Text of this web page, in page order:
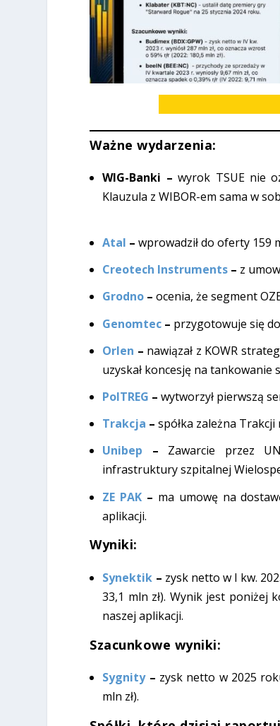
Ważne wydarzenia:
WIG-Banki –wyrok TSUE nie
Klauzula z WIBOR-em sama w
Atal – wprowadził do oferty 159
Creotech Instruments – z
Grodno –ocenia, że segment
Genomtec – przygotowuje się
Orlen – nawiązał z KOWR
uzyskał koncesję na tankowanie
PolTREG – wytworzył pierwszą
Trakcja –spółka zależna Trakcji
Unibep – Zawarcie przez
infrastruktury szpitalnej
ZE PAK – ma umowę na
aplikacji.
Wyniki:
Synektik – zysk netto w I kw.
33,1 mln zł). Wynik jest poniżej
naszej aplikacji.
Szacunkowe wyniki:
Sygnity– zysk netto w 2025
mln zł).